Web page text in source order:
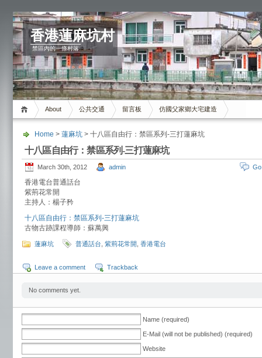
香港蓮麻坑村
禁區內的一條村落
About 公共交通 留言板 仿國父家鄉大宅建造
Home > 蓮麻坑 > 十八區自由行：禁區系列-三打蓮麻坑
十八區自由行：禁區系列-三打蓮麻坑
March 30th, 2012 admin
香港電台普通話台
紫荊花常開
主持人：楊子矜
十八區自由行：禁區系列-三打蓮麻坑
古物古跡課程導師：蘇萬興
蓮麻坑 普通話台 紫荊花常開 香港電台
Leave a comment Trackback
No comments yet.
Name (required)
E-Mail (will not be published) (required)
Website